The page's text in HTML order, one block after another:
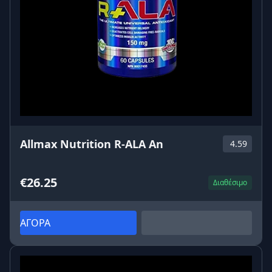
Η L-θεανίνη δεν είναι ηρεμιστικό. Πολλοί τη
χρησιμοποιούν ακριβώς επειδή βοηθά να νιώθουν
ήρεμα αλλά ταυτόχρονα «ξύπνιοι» και λειτουργικοί.
σκευάσματος.
Μικρή, εύκολη στην κατάποση, μεταφέρεται παντού
– στη δουλειά, στη βιβλιοθήκη, στο ταξίδι.
Σε ποιους ταιριάζει η L-Theanine 200mg; 🧠
Allmax Nutrition R-ALA An 4.59
€26.25 Διαθέσιμο
ΑΓΟΡΑ